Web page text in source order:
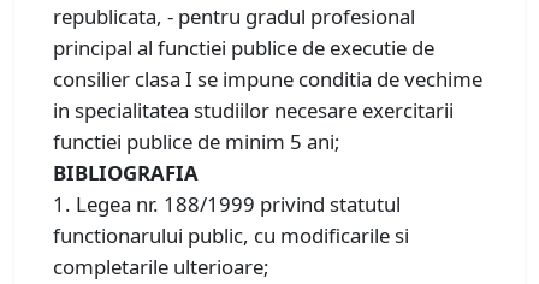
republicata, - pentru gradul profesional
principal al functiei publice de executie de
consilier clasa I se impune conditia de vechime
in specialitatea studiilor necesare exercitarii
functiei publice de minim 5 ani;
BIBLIOGRAFIA
1. Legea nr. 188/1999 privind statutul
functionarului public, cu modificarile si
completarile ulterioare;